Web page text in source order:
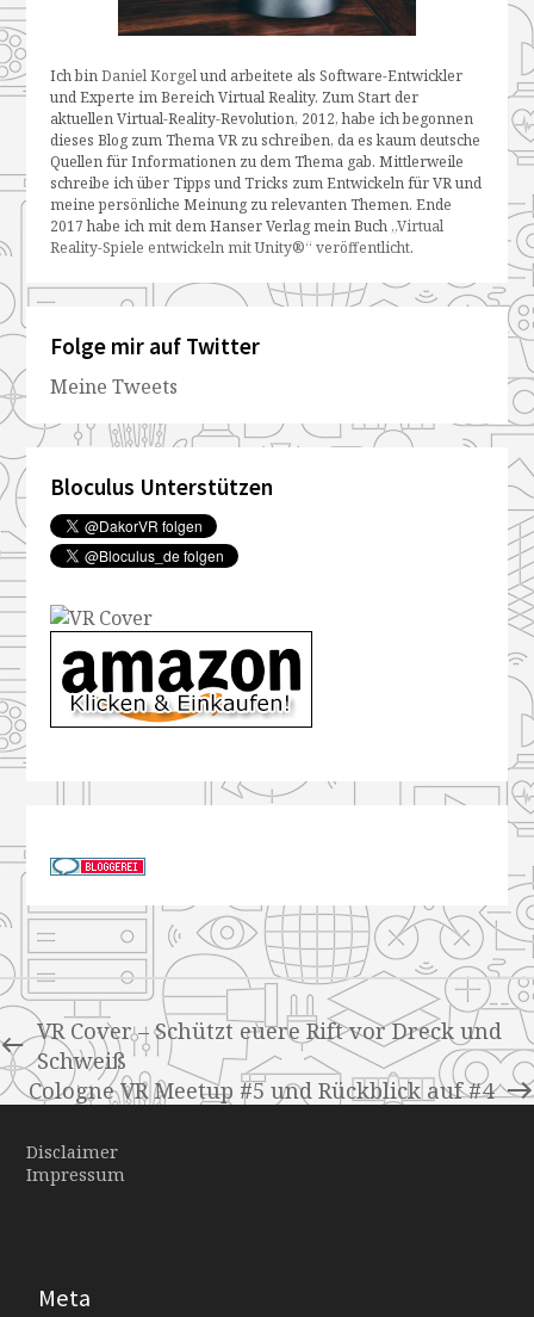
Ich binDaniel Korgelund arbeitete als Software-Entwickler
und Experte im Bereich Virtual Reality. Zum Start der
aktuellen Virtual-Reality-Revolution, 2012, habe ich begonnen
dieses Blog zum Thema VR zu schreiben, da es kaum deutsche
Quellen für Informationen zu dem Thema gab. Mittlerweile
schreibe ich über Tipps und Tricks zum Entwickeln für VR und
meine persönliche Meinung zu relevanten Themen. Ende
2017 habe ich mit dem Hanser Verlag mein Buch „Virtual
Reality-Spiele entwickeln mit Unity®“ veröffentlicht.
Folge mir auf Twitter
Meine Tweets
Bloculus Unterstützen
VR Cover – Schützt euere Rift vor Dreck und
Schweiß
Cologne VR Meetup #5 und Rückblick auf #4
Disclaimer
Impressum
Meta